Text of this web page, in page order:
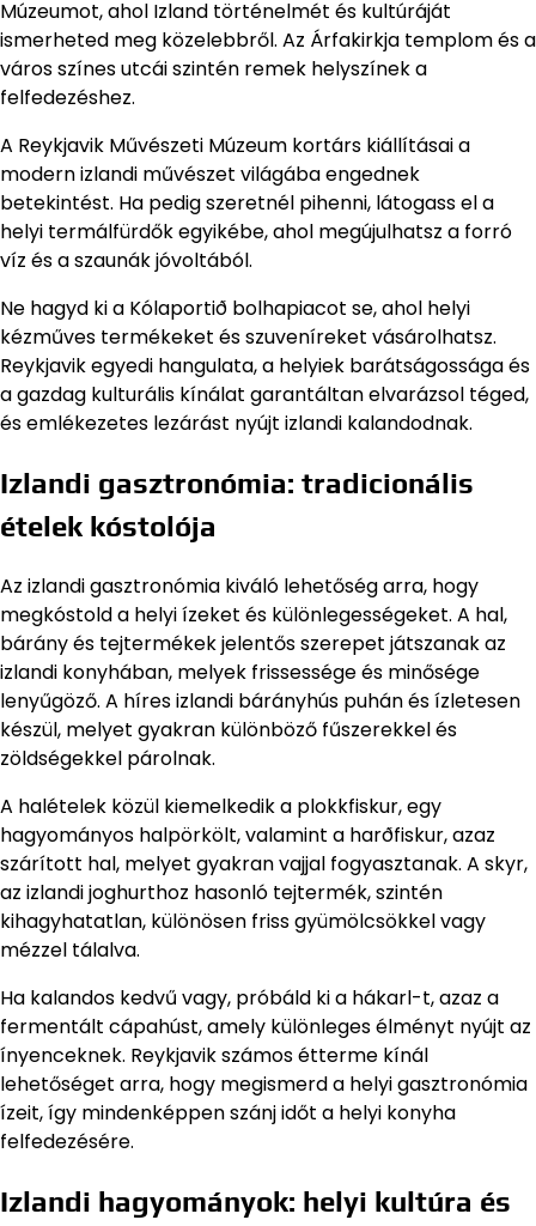
Múzeumot, ahol Izland történelmét és kultúráját
ismerheted meg közelebbről. Az Árfakirkja templom és a
város színes utcái szintén remek helyszínek a
felfedezéshez.
A Reykjavik Művészeti Múzeum kortárs kiállításai a
modern izlandi művészet világába engednek
betekintést. Ha pedig szeretnél pihenni, látogass el a
helyi termálfürdők egyikébe, ahol megújulhatsz a forró
víz és a szaunák jóvoltából.
Ne hagyd ki a Kólaportið bolhapiacot se, ahol helyi
kézműves termékeket és szuveníreket vásárolhatsz.
Reykjavik egyedi hangulata, a helyiek barátságossága és
a gazdag kulturális kínálat garantáltan elvarázsol téged,
és emlékezetes lezárást nyújt izlandi kalandodnak.
Izlandi gasztronómia: tradicionális
ételek kóstolója
Az izlandi gasztronómia kiváló lehetőség arra, hogy
megkóstold a helyi ízeket és különlegességeket. A hal,
bárány és tejtermékek jelentős szerepet játszanak az
izlandi konyhában, melyek frissessége és minősége
lenyűgöző. A híres izlandi bárányhús puhán és ízletesen
készül, melyet gyakran különböző fűszerekkel és
zöldségekkel párolnak.
A halételek közül kiemelkedik a plokkfiskur, egy
hagyományos halpörkölt, valamint a harðfiskur, azaz
szárított hal, melyet gyakran vajjal fogyasztanak. A skyr,
az izlandi joghurthoz hasonló tejtermék, szintén
kihagyhatatlan, különösen friss gyümölcsökkel vagy
mézzel tálalva.
Ha kalandos kedvű vagy, próbáld ki a hákarl-t, azaz a
fermentált cápahúst, amely különleges élményt nyújt az
ínyenceknek. Reykjavik számos étterme kínál
lehetőséget arra, hogy megismerd a helyi gasztronómia
ízeit, így mindenképpen szánj időt a helyi konyha
felfedezésére.
Izlandi hagyományok: helyi kultúra és